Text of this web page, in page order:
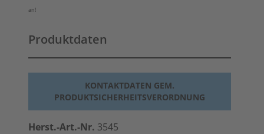
an!
Produktdaten
KONTAKTDATEN GEM.
PRODUKTSICHERHEITSVERORDNUNG
Herst.-Art.-Nr. 3545